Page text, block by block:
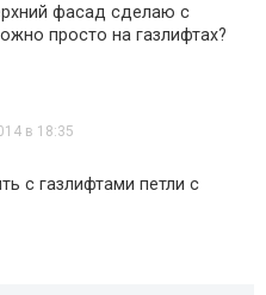
фасад сделаю с
просто на газлифтах?
в 18:35
с газлифтами петли с